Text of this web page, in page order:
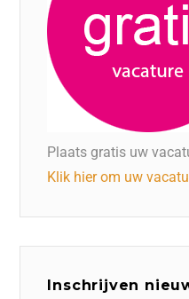
Plaats gratis uw
Klik hier om uw
Inschrijven